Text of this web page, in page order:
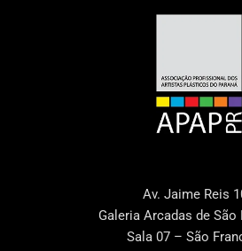
Av. Jaime Reis
Galeria Arcadas de São
Sala 07 – São